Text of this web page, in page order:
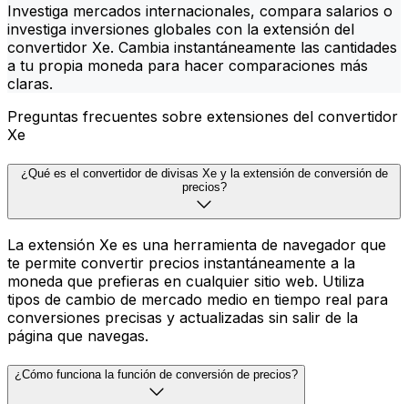
Investiga mercados internacionales, compara salarios o
investiga inversiones globales con la extensión del
convertidor Xe. Cambia instantáneamente las cantidades
a tu propia moneda para hacer comparaciones más
claras.
Preguntas frecuentes sobre extensiones del convertidor
Xe
¿Qué es el convertidor de divisas Xe y la extensión de conversión de
precios?
La extensión Xe es una herramienta de navegador que
te permite convertir precios instantáneamente a la
moneda que prefieras en cualquier sitio web. Utiliza
tipos de cambio de mercado medio en tiempo real para
conversiones precisas y actualizadas sin salir de la
página que navegas.
¿Cómo funciona la función de conversión de precios?